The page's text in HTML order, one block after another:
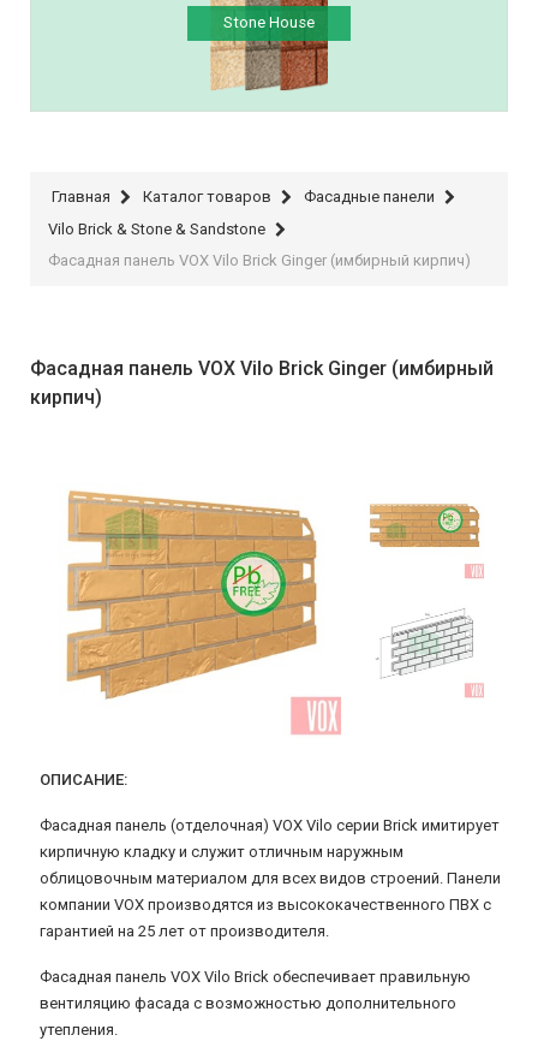
Stone House
Главная Каталог товаров
Фасадные панели
Vilo Brick & Stone & Sandstone
Фасадная панель VOX Vilo Brick Ginger (имбирный кирпич)
Фасадная панель VOX Vilo Brick Ginger (имбирный
кирпич)
ОПИСАНИЕ:
Фасадная панель (отделочная) VOX Vilo серии Brick имитирует
кирпичную кладку и служит отличным наружным
облицовочным материалом для всех видов строений. Панели
компании VOX производятся из высококачественного ПВХ с
гарантией на 25 лет от производителя.
Фасадная панель VOX Vilo Brick обеспечивает правильную
вентиляцию фасада с возможностью дополнительного
утепления.